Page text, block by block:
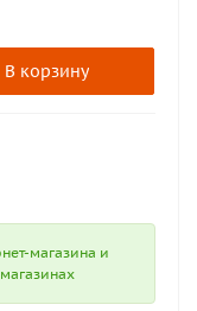
В корзину
магазина и